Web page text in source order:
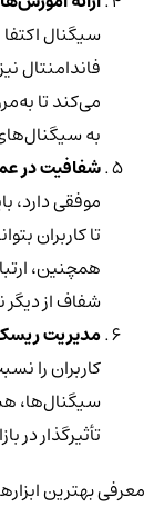
سیگنال اکتفا
فاندامنتال
می‌کند تا
به
شفافیت در
موفقی دارد،
تا کاربران
همچنین،
شفاف از
مدیریت
کاربران را
سیگنال‌ها،
تأثیرگذار در
معرفی بهترین